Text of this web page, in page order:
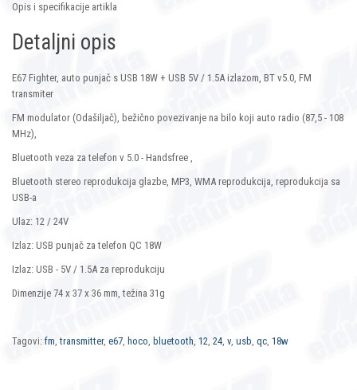
Opis i specifikacije artikla
Detaljni opis
E67 Fighter, auto punjač s USB 18W + USB 5V / 1.5A izlazom, BT v5.0, FM
transmiter
FM modulator (Odašiljač), bežično povezivanje na bilo koji auto radio (87,5 - 108
MHz),
Bluetooth veza za telefon v 5.0 - Handsfree ,
Bluetooth stereo reprodukcija glazbe, MP3, WMA reprodukcija, reprodukcija sa
USB-a
Ulaz: 12 / 24V
Izlaz: USB punjač za telefon QC 18W
Izlaz: USB - 5V / 1.5A za reprodukciju
Dimenzije 74 x 37 x 36 mm, težina 31g
Tagovi: fm,transmitter, e67, hoco, bluetooth, 12, 24, v, usb, qc, 18w